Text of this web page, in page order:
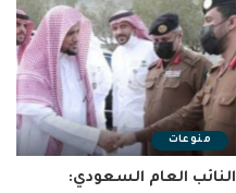
منوعات
النائب العام السعودي: